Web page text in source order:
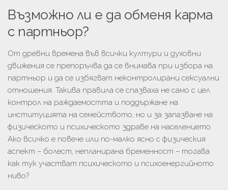
Възможно ли е да обменя карма
с партньор?
От древни времена във всички култури и духовни
движения се препоръчва да се внимава при избора на
партньор и да се избягват неконтролирани сексуални
отношения. Такива правила се спазваха не само с цел
контрол на раждаемостта и поддържане на
институцията на семейството, но и за запазване на
физическото и психическото здраве на населението.
Ако всичко е повече или по-малко ясно с физическия
аспект – болест, непланирана бременност – тогава
как тук участват психическото и психоенергийното
ниво?